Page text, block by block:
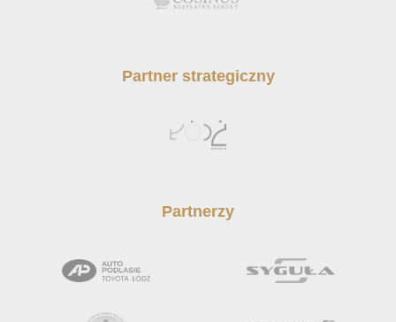
Partner strategiczny
Partnerzy